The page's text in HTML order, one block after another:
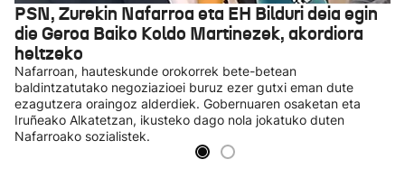
PSN, Zurekin Nafarroa eta EH Bilduri deia egin
die Geroa Baiko Koldo Martinezek, akordiora
heltzeko
Nafarroan, hauteskunde orokorrek bete-betean
baldintzatutako negoziazioei buruz ezer gutxi eman dute
ezagutzera oraingoz alderdiek. Gobernuaren osaketan eta
Iruñeako Alkatetzan, ikusteko dago nola jokatuko duten
Nafarroako sozialistek.